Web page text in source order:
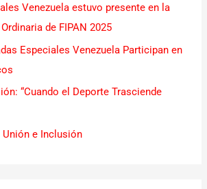
Venezuela estuvo presente en la
de FIPAN 2025
Especiales Venezuela Participan en
“Cuando el Deporte Trasciende
Unión e Inclusión